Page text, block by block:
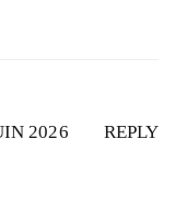
REPLY
2026